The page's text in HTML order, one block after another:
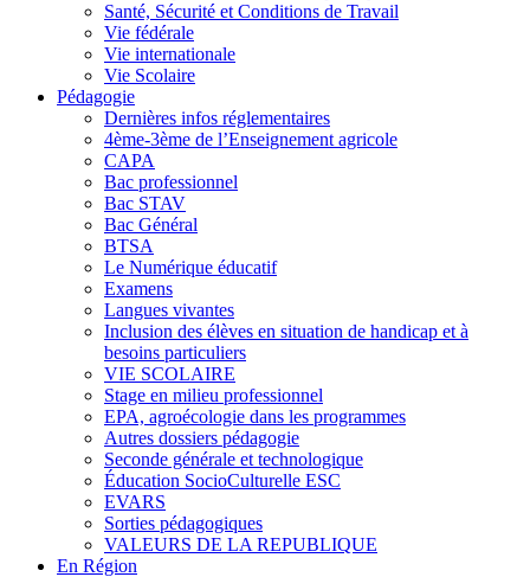
Santé, Sécurité et Conditions de Travail
Vie fédérale
Vie internationale
Vie Scolaire
Pédagogie
Dernières infos réglementaires
4ème-3ème de l’Enseignement agricole
CAPA
Bac professionnel
Bac STAV
Bac Général
BTSA
Le Numérique éducatif
Examens
Langues vivantes
Inclusion des élèves en situation de handicap et à
besoins particuliers
VIE SCOLAIRE
Stage en milieu professionnel
EPA, agroécologie dans les programmes
Autres dossiers pédagogie
Seconde générale et technologique
Éducation SocioCulturelle ESC
EVARS
Sorties pédagogiques
VALEURS DE LA REPUBLIQUE
En Région